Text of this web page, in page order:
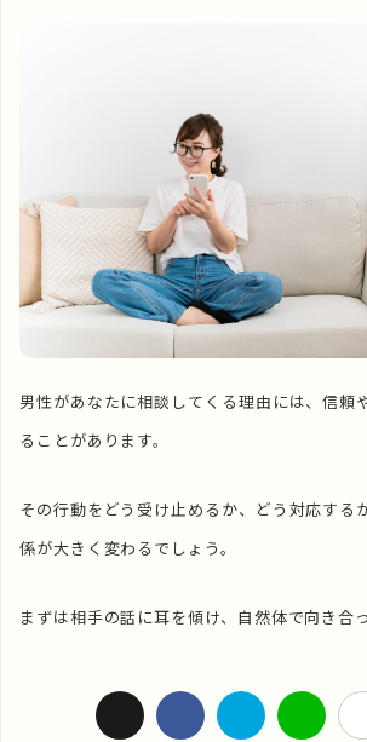
男性があなたに相談してくる理由には、信頼
ることがあります。
その行動をどう受け止めるか、どう対応する
係が大きく変わるでしょう。
まずは相手の話に耳を傾け、自然体で向き合